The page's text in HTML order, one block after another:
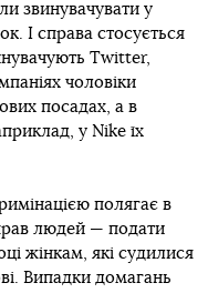
звинувачувати у
І справа стосується
Twitter,
чоловіки
посадах, а в
у Nike їх
полягає в
людей — подати
жінкам, які судилися
Випадки домагань